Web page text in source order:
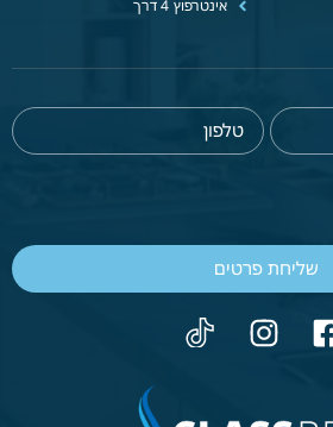
אינטרפוץ 4 דרך
שליחת פרטים